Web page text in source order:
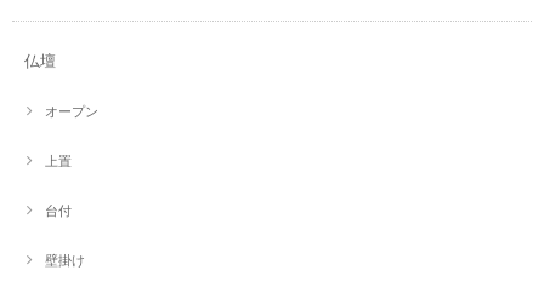
仏壇
オープン
上置
台付
壁掛け